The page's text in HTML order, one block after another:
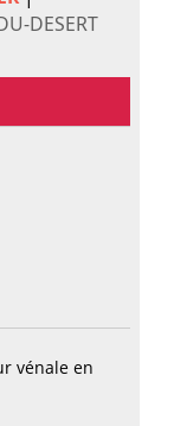
DESERT
vénale en